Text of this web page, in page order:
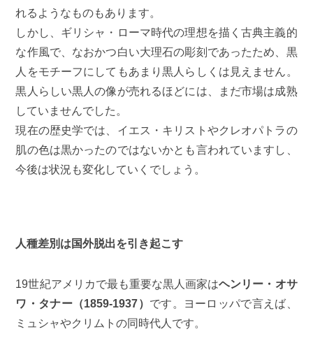
れるようなものもあります。
しかし、ギリシャ・ローマ時代の理想を描く古典主義的
な作風で、なおかつ白い大理石の彫刻であったため、黒
人をモチーフにしてもあまり黒人らしくは見えません。
黒人らしい黒人の像が売れるほどには、まだ市場は成熟
していませんでした。
現在の歴史学では、イエス・キリストやクレオパトラの
肌の色は黒かったのではないかとも言われていますし、
今後は状況も変化していくでしょう。
人種差別は国外脱出を引き起こす
19世紀アメリカで最も重要な黒人画家はヘンリー・オサ
ワ・タナー（1859-1937） です。ヨーロッパで言えば、
ミュシャやクリムトの同時代人です。